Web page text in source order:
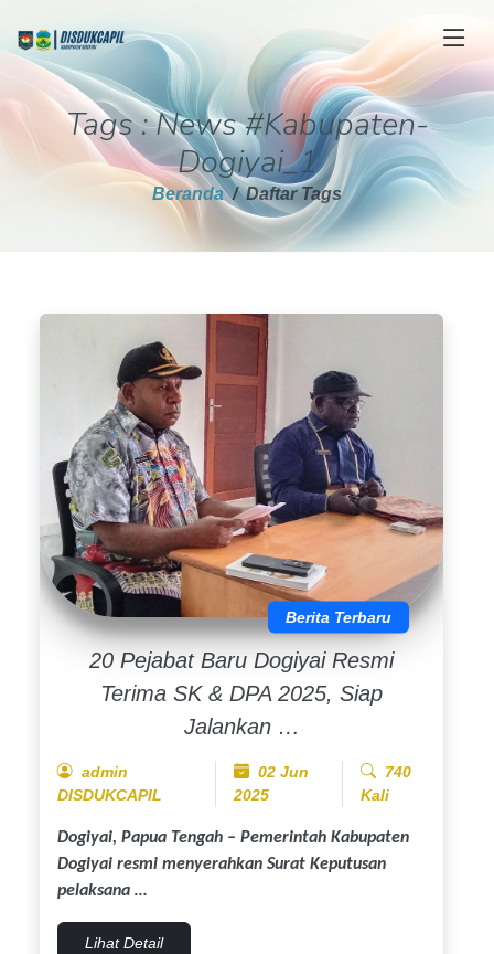
Tags : News #Kabupaten-
Dogiyai_1
Beranda Daftar Tags
Berita Terbaru
20 Pejabat Baru Dogiyai Resmi
Terima SK & DPA 2025, Siap
Jalankan …
admin
DISDUKCAPIL
02 Jun
2025
740
Kali
Dogiyai, Papua Tengah – Pemerintah Kabupaten
Dogiyai resmi menyerahkan Surat Keputusan
pelaksana …
Lihat Detail